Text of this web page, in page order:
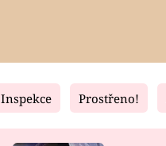
Fresh
Inspekce Prostřeno!